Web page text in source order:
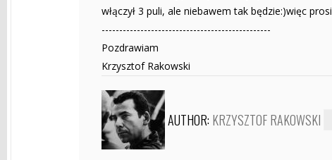
włączył 3 puli, ale niebawem tak będzie:)więc
------------------------------------------------
Pozdrawiam
Krzysztof Rakowski
AUTHOR: KRZYSZTOF RAKOWSKI